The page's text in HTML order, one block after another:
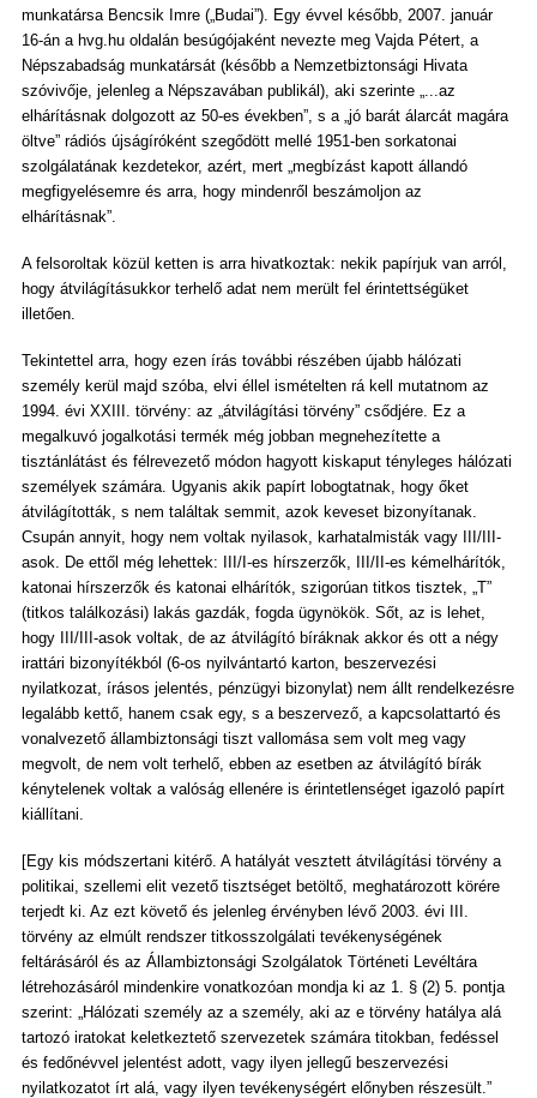
munkatársa Bencsik Imre („Budai”). Egy évvel később, 2007. január
16-án a hvg.hu oldalán besúgójaként nevezte meg Vajda Pétert, a
Népszabadság munkatársát (később a Nemzetbiztonsági Hivata
szóvivője, jelenleg a Népszavában publikál), aki szerinte „...az
elhárításnak dolgozott az 50-es években”, s a „jó barát álarcát magára
öltve” rádiós újságíróként szegődött mellé 1951-ben sorkatonai
szolgálatának kezdetekor, azért, mert „megbízást kapott állandó
megfigyelésemre és arra, hogy mindenről beszámoljon az
elhárításnak”.
A felsoroltak közül ketten is arra hivatkoztak: nekik papírjuk van arról,
hogy átvilágításukkor terhelő adat nem merült fel érintettségüket
illetően.
Tekintettel arra, hogy ezen írás további részében újabb hálózati
személy kerül majd szóba, elvi éllel ismételten rá kell mutatnom az
1994. évi XXIII. törvény: az „átvilágítási törvény” csődjére. Ez a
megalkuvó jogalkotási termék még jobban megnehezítette a
tisztánlátást és félrevezető módon hagyott kiskaput tényleges hálózati
személyek számára. Ugyanis akik papírt lobogtatnak, hogy őket
átvilágították, s nem találtak semmit, azok keveset bizonyítanak.
Csupán annyit, hogy nem voltak nyilasok, karhatalmisták vagy III/III-
asok. De ettől még lehettek: III/I-es hírszerzők, III/II-es kémelhárítók,
katonai hírszerzők és katonai elhárítók, szigorúan titkos tisztek, „T”
(titkos találkozási) lakás gazdák, fogda ügynökök. Sőt, az is lehet,
hogy III/III-asok voltak, de az átvilágító bíráknak akkor és ott a négy
irattári bizonyítékból (6-os nyilvántartó karton, beszervezési
nyilatkozat, írásos jelentés, pénzügyi bizonylat) nem állt rendelkezésre
legalább kettő, hanem csak egy, s a beszervező, a kapcsolattartó és
vonalvezető állambiztonsági tiszt vallomása sem volt meg vagy
megvolt, de nem volt terhelő, ebben az esetben az átvilágító bírák
kénytelenek voltak a valóság ellenére is érintetlenséget igazoló papírt
kiállítani.
[Egy kis módszertani kitérő. A hatályát vesztett átvilágítási törvény a
politikai, szellemi elit vezető tisztséget betöltő, meghatározott körére
terjedt ki. Az ezt követő és jelenleg érvényben lévő 2003. évi III.
törvény az elmúlt rendszer titkosszolgálati tevékenységének
feltárásáról és az Állambiztonsági Szolgálatok Történeti Levéltára
létrehozásáról mindenkire vonatkozóan mondja ki az 1. § (2) 5. pontja
szerint: „Hálózati személy az a személy, aki az e törvény hatálya alá
tartozó iratokat keletkeztető szervezetek számára titokban, fedéssel
és fedőnévvel jelentést adott, vagy ilyen jellegű beszervezési
nyilatkozatot írt alá, vagy ilyen tevékenységért előnyben részesült.”